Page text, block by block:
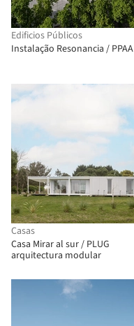
Edificios Públicos
Instalação Resonancia / PPAA
Casas
Casa Mirar al sur / PLUG
arquitectura modular